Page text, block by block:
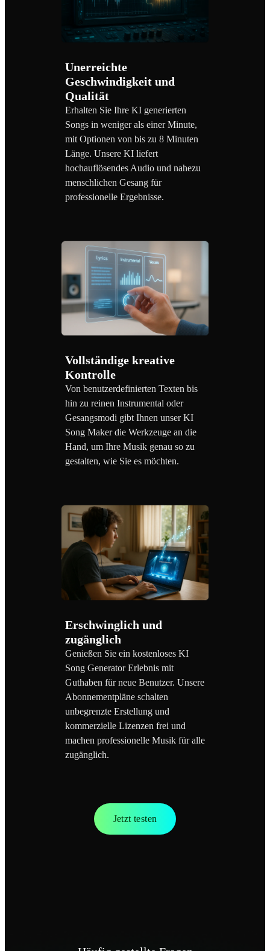
Unerreichte
Geschwindigkeit und
Qualität
Erhalten Sie Ihre KI generierten
Songs in weniger als einer Minute,
mit Optionen von bis zu 8 Minuten
Länge. Unsere KI liefert
hochauflösendes Audio und nahezu
menschlichen Gesang für
professionelle Ergebnisse.
Vollständige kreative
Kontrolle
Von benutzerdefinierten Texten bis
hin zu reinen Instrumental oder
Gesangsmodi gibt Ihnen unser KI
Song Maker die Werkzeuge an die
Hand, um Ihre Musik genau so zu
gestalten, wie Sie es möchten.
Erschwinglich und
zugänglich
Genießen Sie ein kostenloses KI
Song Generator Erlebnis mit
Guthaben für neue Benutzer. Unsere
Abonnementpläne schalten
unbegrenzte Erstellung und
kommerzielle Lizenzen frei und
machen professionelle Musik für alle
zugänglich.
Jetzt testen